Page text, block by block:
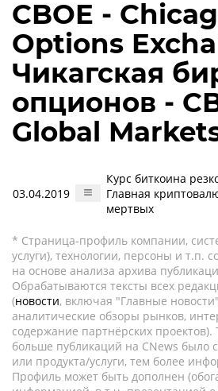
CBOE -
Options
Чикагская
опционов -
Global
03.04.2019
Курс биткоина
Главная
мертвых
* Страница-профиль компании,
услуги), технологии, персоны и т.п.
на основе анализа архива
Обрабатываются тексты всех
(новости, включая "Главные
аналитические обзоры рынков,
содержание партнёрских
больше публикаций на CNews было
или продукта/услуги, тем более
Профиль может быть дополнен